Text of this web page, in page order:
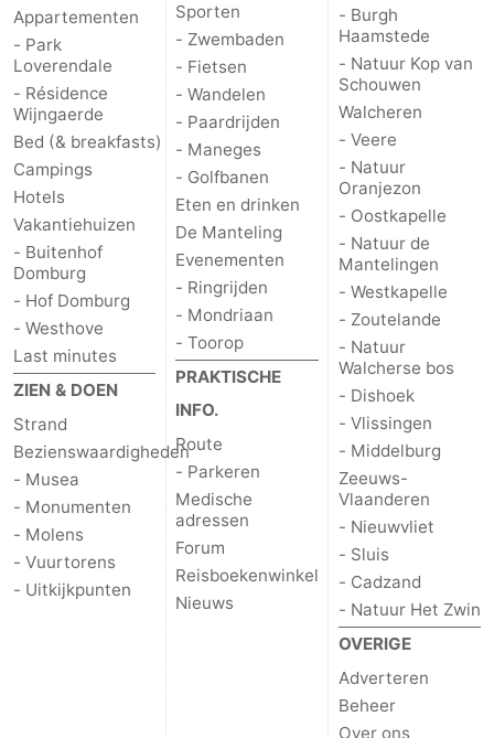
Appartementen
- Park
Loverendale
- Résidence
Wijngaerde
Bed (& breakfasts)
Campings
Hotels
Vakantiehuizen
- Buitenhof
Domburg
- Hof Domburg
- Westhove
Last minutes
ZIEN & DOEN
Strand
Bezienswaardigheden
- Musea
- Monumenten
- Molens
- Vuurtorens
- Uitkijkpunten
Sporten
- Zwembaden
- Fietsen
- Wandelen
- Paardrijden
- Maneges
- Golfbanen
Eten en drinken
De Manteling
Evenementen
- Ringrijden
- Mondriaan
- Toorop
PRAKTISCHE
INFO.
Route
- Parkeren
Medische
adressen
Forum
Reisboekenwinkel
Nieuws
- Burgh
Haamstede
- Natuur Kop van
Schouwen
Walcheren
- Veere
- Natuur
Oranjezon
- Oostkapelle
- Natuur de
Mantelingen
- Westkapelle
- Zoutelande
- Natuur
Walcherse bos
- Dishoek
- Vlissingen
- Middelburg
Zeeuws-
Vlaanderen
- Nieuwvliet
- Sluis
- Cadzand
- Natuur Het Zwin
OVERIGE
Adverteren
Beheer
Over ons